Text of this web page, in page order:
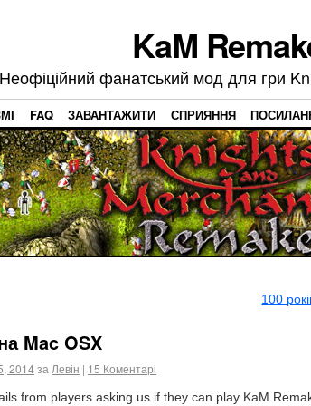
KaM
Неофіційний фанатський мод для гри
FAQ ЗАВАНТАЖИТИ СПРИЯННЯ
100
Mac OSX
2014за Левін | 15 Коментарі
from players asking us if they can play KaM